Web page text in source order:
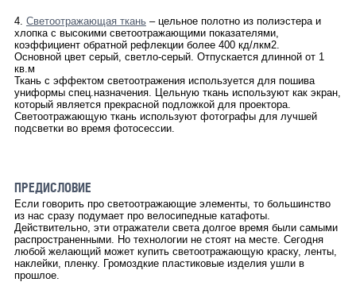
4. Светоотражающая ткань– цельное полотно из полиэстера и
хлопка с высокими светоотражающими показателями,
коэффициент обратной рефлекции более 400 кд/лкм2.
Основной цвет серый, светло-серый. Отпускается длинной от 1
кв.м
Ткань с эффектом светоотражения используется для пошива
униформы спец.назначения. Цельную ткань используют как экран,
который является прекрасной подложкой для проектора.
Светоотражающую ткань используют фотографы для лучшей
подсветки во время фотосессии.
ПРЕДИСЛОВИЕ
Если говорить про светоотражающие элементы, то большинство
из нас сразу подумает про велосипедные катафоты.
Действительно, эти отражатели света долгое время были самыми
распространенными. Но технологии не стоят на месте. Сегодня
любой желающий может купить светоотражающую краску, ленты,
наклейки, пленку. Громоздкие пластиковые изделия ушли в
прошлое.